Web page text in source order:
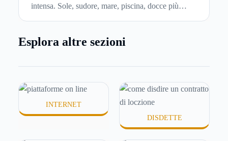
intensa. Sole, sudore, mare, piscina, docce più
frequenti e aria condizionata possono renderla
meno confortevole. Eppure, proprio nei mesi caldi,
o difficili da assorbire.
Esplora altre sezioni
INTERNET
DISDETTE